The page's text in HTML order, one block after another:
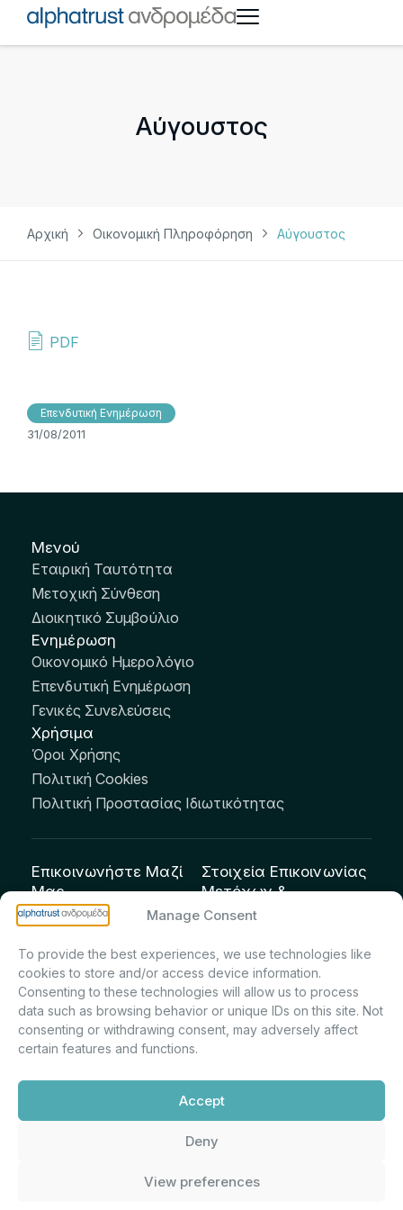
Manage Consent
To provide the best experiences, we use technologies like
cookies to store and/or access device information.
Consenting to these technologies will allow us to process
data such as browsing behavior or unique IDs on this site. Not
consenting or withdrawing consent, may adversely affect
certain features and functions.
Accept
Deny
View preferences
Αύγουστος
Αρχική Οικονομική Πληροφόρηση Αύγουστος
PDF
Επενδυτική Ενημέρωση
31/08/2011
Μενού
Εταιρική Ταυτότητα
Μετοχική Σύνθεση
Διοικητικό Συμβούλιο
Ενημέρωση
Οικονομικό Ημερολόγιο
Επενδυτική Ενημέρωση
Γενικές Συνελεύσεις
Χρήσιμα
Όροι Χρήσης
Πολιτική Cookies
Πολιτική Προστασίας Ιδιωτικότητας
Επικοινωνήστε Μαζί
Μας
info@andromeda.eu
Οδός Αριστείδου 1,
Κηφισιά Τ.Κ. 14561
Στοιχεία Επικοινωνίας
Μετόχων &
Επενδυτών:
Πρίντσιου – Corporate
Secretary & Investor
Relations – Τμήμα
Μετοχολογίου –
Ανακοινώσεων
m.printsiou@andromeda.eu